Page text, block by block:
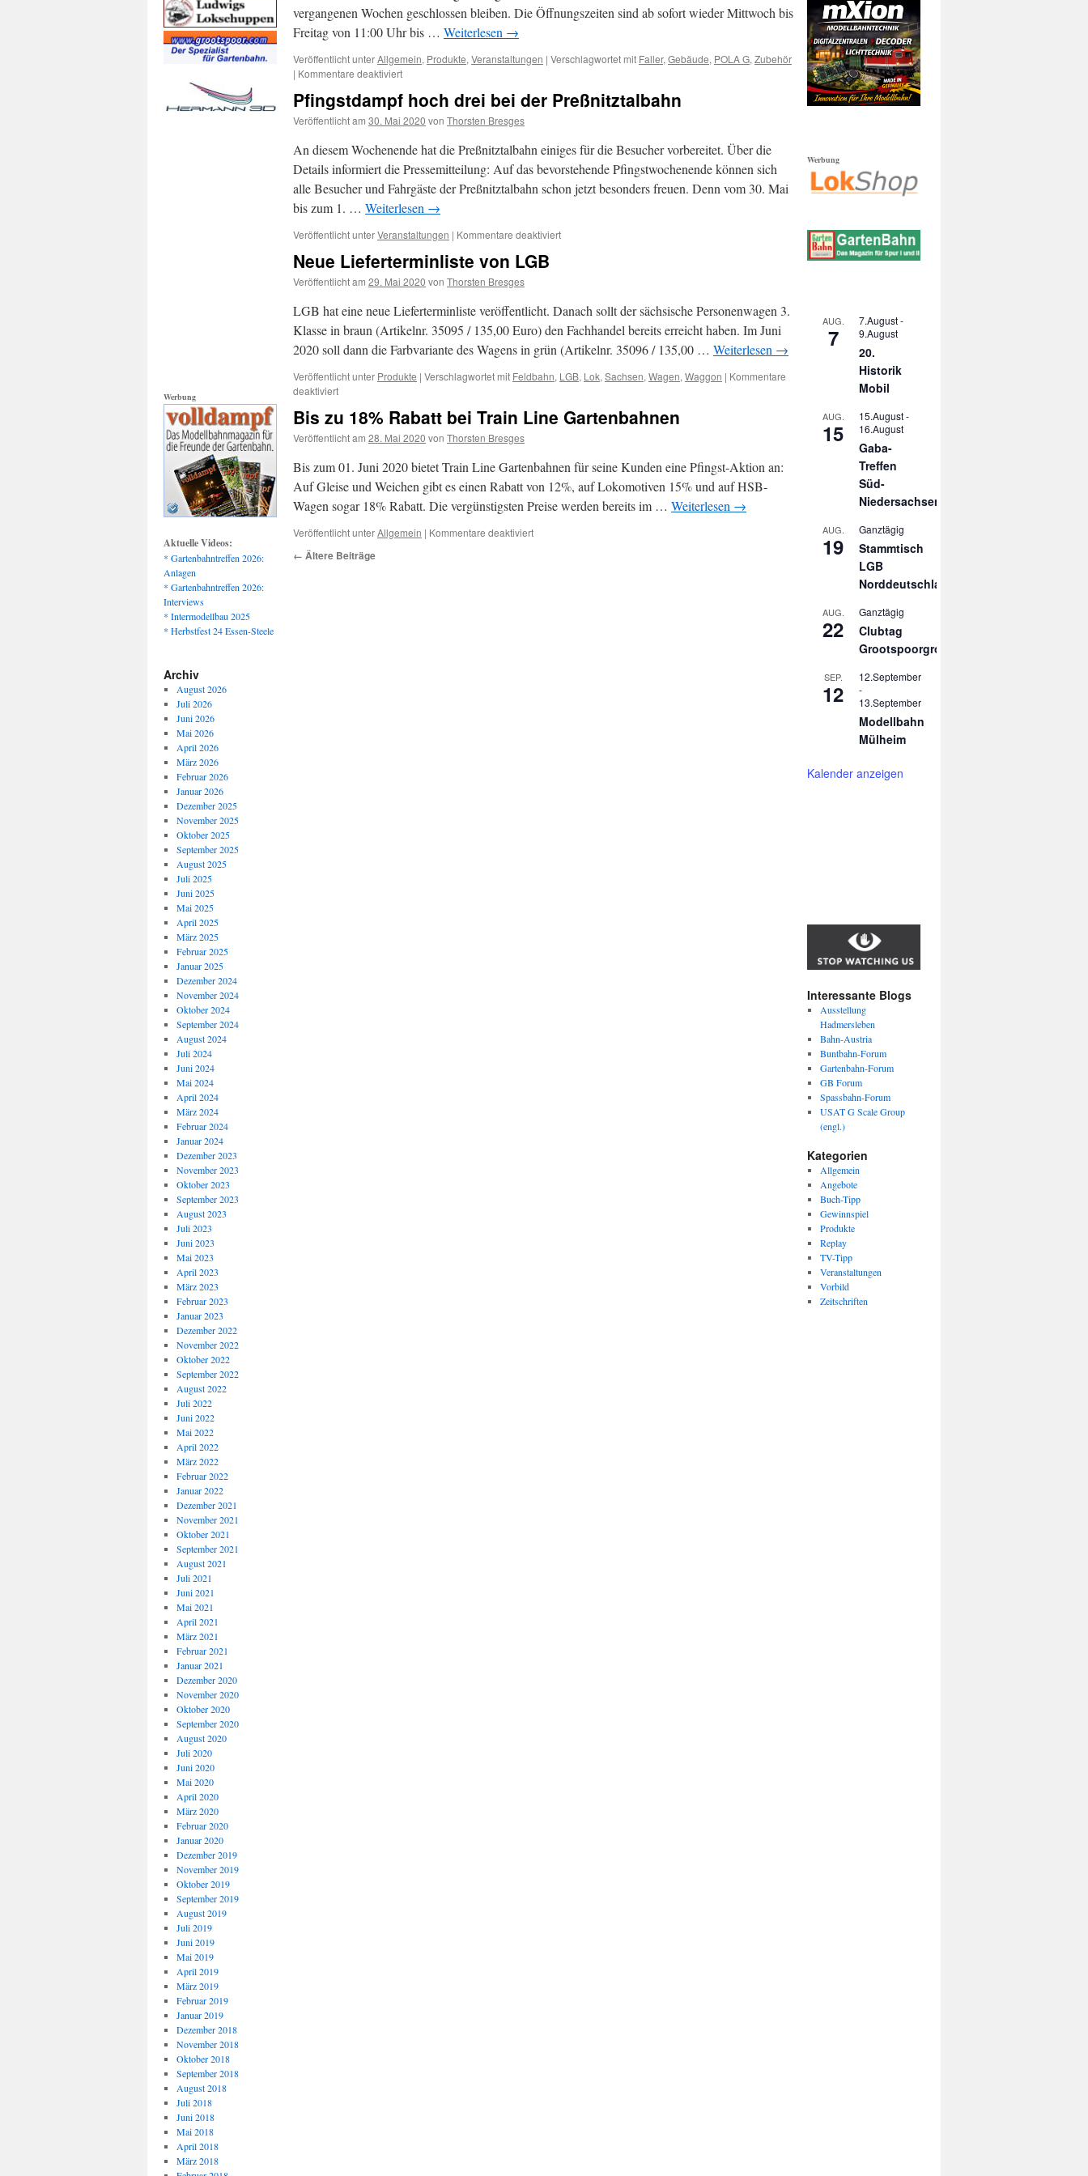
vergangenen Wochen geschlossen bleiben. Die Öffnungszeiten sind ab sofort wieder Mittwoch bis
Freitag von 11:00 Uhr bis … Weiterlesen →
Veröffentlicht unterAllgemein, Produkte, Veranstaltungen | Verschlagwortet mit Faller, Gebäude, POLA G, Zubehör
| Kommentare deaktiviertfür
von
Faller
&
POLA
Pfingstdampf hoch drei bei der Preßnitztalbahn
Veröffentlicht am 30. Mai 2020 von Thorsten Bresges
An diesem Wochenende hat die Preßnitztalbahn einiges für die Besucher vorbereitet. Über die
Details informiert die Pressemitteilung: Auf das bevorstehende Pfingstwochenende können sich
alle Besucher und Fahrgäste der Preßnitztalbahn schon jetzt besonders freuen. Denn vom 30. Mai
bis zum 1. … Weiterlesen →
Veröffentlicht unterVeranstaltungen | Kommentare deaktiviertfür
der
Neue Lieferterminliste von LGB
Veröffentlicht am 29. Mai 2020 von Thorsten Bresges
LGB hat eine neue Lieferterminliste veröffentlicht. Danach sollt der sächsische Personenwagen 3.
Klasse in braun (Artikelnr. 35095 / 135,00 Euro) den Fachhandel bereits erreicht haben. Im Juni
2020 soll dann die Farbvariante des Wagens in grün (Artikelnr. 35096 / 135,00 … Weiterlesen →
Veröffentlicht unter Produkte | Verschlagwortet mit Feldbahn, LGB, Lok, Sachsen, Wagen, Waggon | Kommentare
deaktiviertfür
Lieferterminliste
von
Bis zu 18% Rabatt bei Train Line Gartenbahnen
Veröffentlicht am 28. Mai 2020 von Thorsten Bresges
Bis zum 01. Juni 2020 bietet Train Line Gartenbahnen für seine Kunden eine Pfingst-Aktion an:
Auf Gleise und Weichen gibt es einen Rabatt von 12%, auf Lokomotiven 15% und auf HSB-
Wagen sogar 18% Rabatt. Die vergünstigsten Preise werden bereits im … Weiterlesen →
Veröffentlicht unterAllgemein | Kommentare deaktiviertfür
← Ältere Beiträge
Werbung
Aktuelle Videos:
* Gartenbahntreffen 2026:
Anlagen
* Gartenbahntreffen 2026:
Interviews
* Intermodellbau 2025
* Herbstfest 24 Essen-Steele
Archiv
August 2026
Juli 2026
Juni 2026
Mai 2026
April 2026
März 2026
Februar 2026
Januar 2026
Dezember 2025
November 2025
Oktober 2025
September 2025
August 2025
Juli 2025
Juni 2025
Mai 2025
April 2025
März 2025
Februar 2025
Januar 2025
Dezember 2024
November 2024
Oktober 2024
September 2024
August 2024
Juli 2024
Juni 2024
Mai 2024
April 2024
März 2024
Februar 2024
Januar 2024
Dezember 2023
November 2023
Oktober 2023
September 2023
August 2023
Juli 2023
Juni 2023
Mai 2023
April 2023
März 2023
Februar 2023
Januar 2023
Dezember 2022
November 2022
Oktober 2022
September 2022
August 2022
Juli 2022
Juni 2022
Mai 2022
April 2022
März 2022
Februar 2022
Januar 2022
Dezember 2021
November 2021
Oktober 2021
September 2021
August 2021
Juli 2021
Juni 2021
Mai 2021
April 2021
März 2021
Februar 2021
Januar 2021
Dezember 2020
November 2020
Oktober 2020
September 2020
August 2020
Juli 2020
Juni 2020
Mai 2020
April 2020
März 2020
Februar 2020
Januar 2020
Dezember 2019
November 2019
Oktober 2019
September 2019
August 2019
Juli 2019
Juni 2019
Mai 2019
April 2019
März 2019
Februar 2019
Januar 2019
Dezember 2018
November 2018
Oktober 2018
September 2018
August 2018
Juli 2018
Juni 2018
Mai 2018
April 2018
März 2018
Werbung
AUG.
7
7.August-
9.August
20.
Historik
Mobil
AUG.
15
15.August-
16.August
Gaba-
Treffen
Süd-
Niedersachsen
AUG.
19
Ganztägig
Stammtisch
LGB
Norddeutschland
AUG.
22
Ganztägig
Clubtag
Grootspoorgroep
SEP.
12
12.September
-
13.September
Modellbahn
Mülheim
Kalender anzeigen
Interessante Blogs
Ausstellung
Hadmersleben
Bahn-Austria
Buntbahn-Forum
Gartenbahn-Forum
GB Forum
Spassbahn-Forum
USAT G Scale Group
(engl.)
Kategorien
Allgemein
Angebote
Buch-Tipp
Gewinnspiel
Produkte
Replay
TV-Tipp
Veranstaltungen
Vorbild
Zeitschriften